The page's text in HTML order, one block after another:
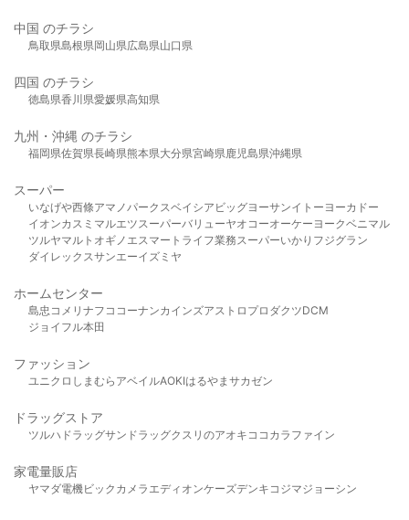
中国 のチラシ
鳥取県島根県岡山県広島県山口県
四国 のチラシ
徳島県香川県愛媛県高知県
九州・沖縄 のチラシ
福岡県佐賀県長崎県熊本県大分県宮崎県鹿児島県沖縄県
スーパー
いなげや西條アマノパークスベイシア ビッグヨーサンイトーヨーカドー
イオンカスミ マルエツスーパーバリューヤオコーオーケー ヨークベニマル
ツルヤマルト オギノ エスマート ライフ業務スーパーいかり フジグラン
ダイレックスサンエーイズミヤ
ホームセンター
島忠 コメリ ナフコ コーナンカインズアストロプロダクツDCM
ジョイフル本田
ファッション
ユニクロ しまむら アベイルAOKIはるやま サカゼン
ドラッグストア
ツルハドラッグサンドラッグクスリのアオキ ココカラファイン
家電量販店
ヤマダ電機ビックカメラ エディオンケーズデンキ コジマジョーシン